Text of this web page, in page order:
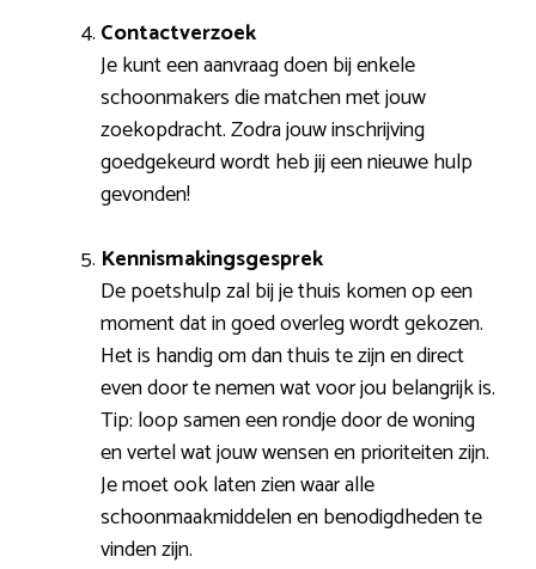
Contactverzoek
Je kunt een aanvraag doen bij enkele
schoonmakers die matchen met jouw
zoekopdracht. Zodra jouw inschrijving
goedgekeurd wordt heb jij een nieuwe hulp
gevonden!
Kennismakingsgesprek
De poetshulp zal bij je thuis komen op een
moment dat in goed overleg wordt gekozen.
Het is handig om dan thuis te zijn en direct
even door te nemen wat voor jou belangrijk is.
Tip: loop samen een rondje door de woning
en vertel wat jouw wensen en prioriteiten zijn.
Je moet ook laten zien waar alle
schoonmaakmiddelen en benodigdheden te
vinden zijn.